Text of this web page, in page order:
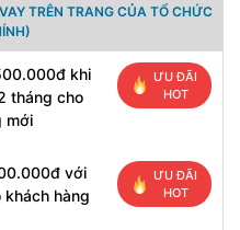
TRÊN TRANG CỦA TỔ CHỨC
khi
tháng cho
mới
ƯU ĐÃI
HOT
với
khách hàng
ƯU ĐÃI
HOT